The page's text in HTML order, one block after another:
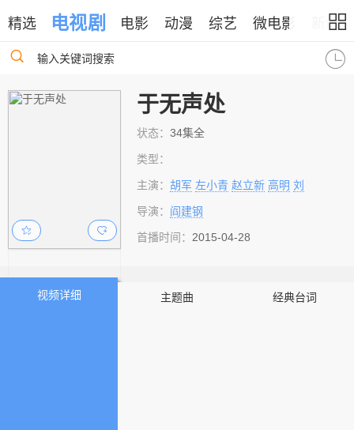
精选 电视剧 电影 动漫 综艺 微电影 新闻
输入关键词搜索
于无声处
状态：34集全
类型：
主演：胡军 左小青 赵立新 高明 刘
导演： 阎建钢
首播时间： 2015-04-28
视频详细 主题曲 经典台词